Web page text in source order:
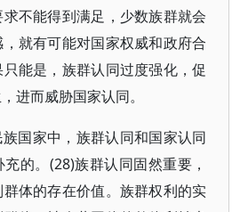
不能得到满足，少数族群就会
就有可能对国家权威和政府合
能是，族群认同过度强化，促
进而威胁国家认同。
国家中，族群认同和国家认同
的。(28)族群认同固然重要，
体的存在价值。族群权利的实